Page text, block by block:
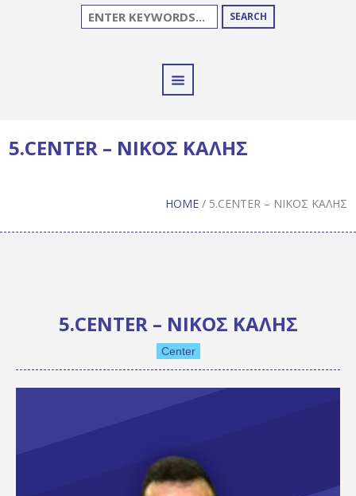
SEARCH
5.CENTER – ΝΙΚΟΣ ΚΑΛΗΣ
HOME / 5.CENTER – ΝΙΚΟΣ ΚΑΛΗΣ
5.CENTER – ΝΙΚΟΣ ΚΑΛΗΣ
Center